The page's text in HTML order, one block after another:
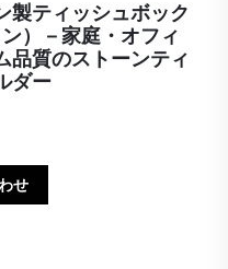
製ティッシュボック
）－家庭・オフィ
品質のストーンティ
ダー
せ